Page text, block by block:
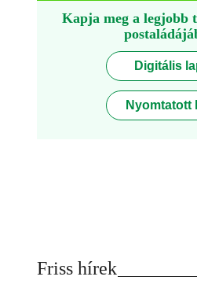
Kapja meg a legjobb
Digitális
Nyomtatott
Friss hírek